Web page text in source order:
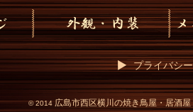
プライバシ
©2014 広島市西区横川の焼き鳥屋・居酒